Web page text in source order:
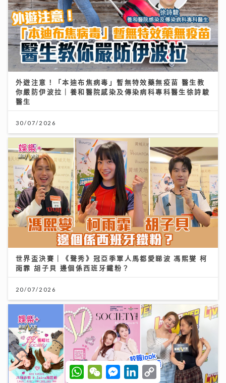
外遊注意！「本迪布焦病毒」暫無特效藥無疫苗 醫生教
你嚴防伊波拉｜養和醫院感染及傳染病科專科醫生徐詩駿
醫生
30/07/2026
世界盃決賽｜《聲秀》冠亞季軍人馬都愛睇波 馮熙燮 柯
雨霏 胡子貝 邊個係西班牙鐵粉？
20/07/2026
W
h
W
e
M
e
L
C
o